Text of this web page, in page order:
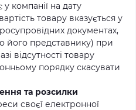
компанії на дату
товару вказується у
документах,
його представнику) при
відсутності товару
порядку скасувати
та розсилки
своєї електронної